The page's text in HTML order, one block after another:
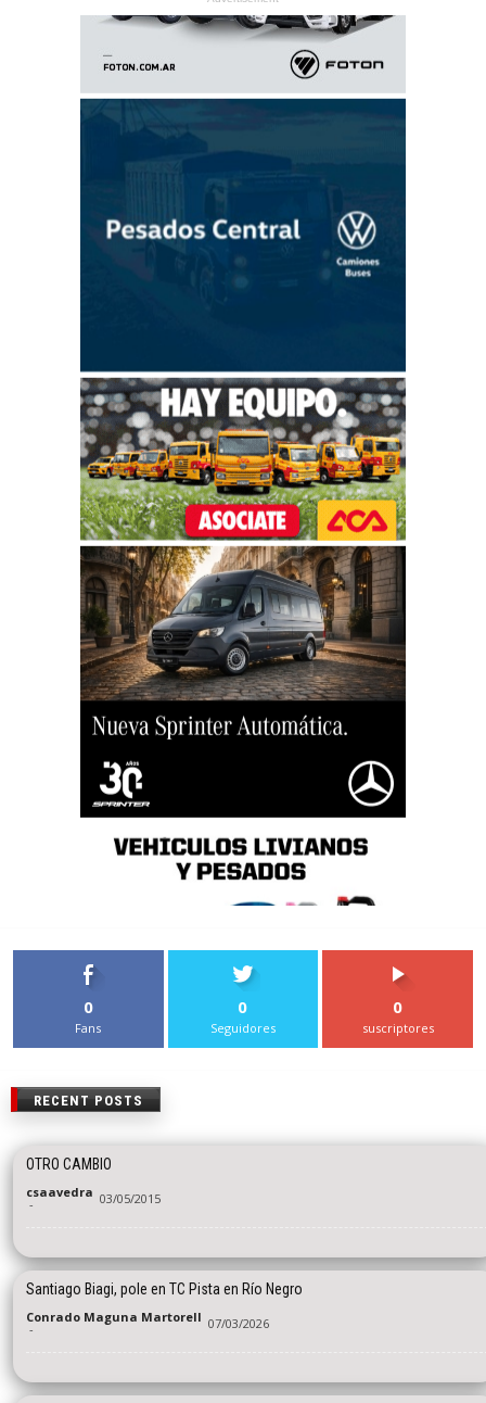
0
Fans
0
Seguidores
0
suscriptores
RECENT POSTS
OTRO CAMBIO
csaavedra
- 03/05/2015
Santiago Biagi, pole en TC Pista en Río Negro
Conrado Maguna Martorell
- 07/03/2026